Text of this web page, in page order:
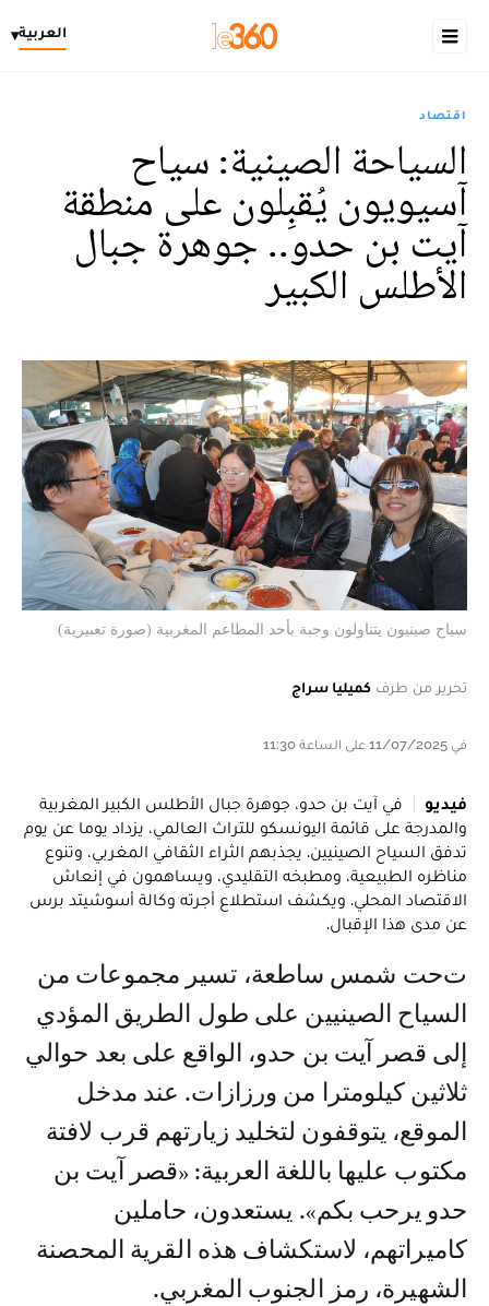
العربية▾
اقتصاد
السياحة الصينية: سياح
آسيويون يُقبِلون على منطقة
آيت بن حدو.. جوهرة جبال
الأطلس الكبير
سياح صينيون يتناولون وجبة بأحد المطاعم المغربية (صورة تعبيرية)
تحرير من طرف كميليا سراج
في 11/07/2025 على الساعة 11:30
فيديو
في آيت بن حدو، جوهرة جبال الأطلس الكبير المغربية
والمدرجة على قائمة اليونسكو للتراث العالمي، يزداد يوما عن يوم
تدفق السياح الصينيين. يجذبهم الثراء الثقافي المغربي، وتنوع
مناظره الطبيعية، ومطبخه التقليدي، ويساهمون في إنعاش
الاقتصاد المحلي. ويكشف استطلاع أجرته وكالة أسوشيتد برس
عن مدى هذا الإقبال.
تحت شمس ساطعة، تسير مجموعات من
السياح الصينيين على طول الطريق المؤدي
إلى قصر آيت بن حدو، الواقع على بعد حوالي
ثلاثين كيلومترا من ورزازات. عند مدخل
الموقع، يتوقفون لتخليد زيارتهم قرب لافتة
مكتوب عليها باللغة العربية: «قصر آيت بن
حدو يرحب بكم». يستعدون، حاملين
كاميراتهم، لاستكشاف هذه القرية المحصنة
الشهيرة، رمز الجنوب المغربي.